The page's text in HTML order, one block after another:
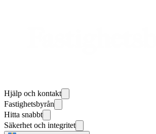
Hjälp och kontakt
Fastighetsbyrån
Hitta snabbt
Säkerhet och integritet